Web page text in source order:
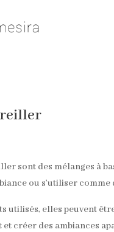
sont des mélanges à
ou s’utiliser
utilisés, elles peuvent
et créer des ambiances